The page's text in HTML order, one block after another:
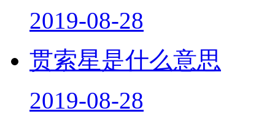
2019-08-28
贯索星是什么意思
2019-08-28